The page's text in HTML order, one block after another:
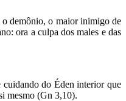
o demônio, o maior inimigo de
ora a culpa dos males e das
cuidando do Éden interior que
mesmo (Gn 3,10).